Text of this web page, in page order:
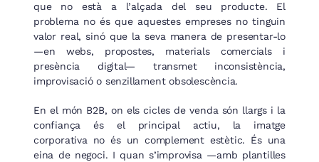
que no està a l’alçada del seu producte. El
problema no és que aquestes empreses no tinguin
valor real, sinó que la seva manera de presentar-lo
—en webs, propostes, materials comercials i
presència digital— transmet inconsistència,
improvisació o senzillament obsolescència.
En el món B2B, on els cicles de venda són llargs i la
confiança és el principal actiu, la imatge
corporativa no és un complement estètic. És una
eina de negoci. I quan s’improvisa —amb plantilles